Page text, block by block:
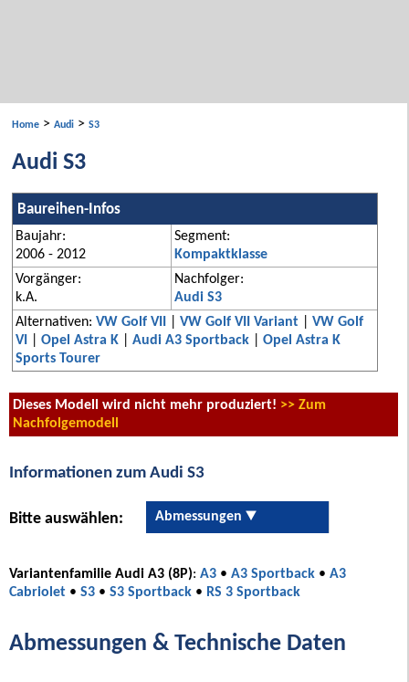
Home > Audi > S3
Audi S3
Baureihen-Infos
Baujahr:
2006 - 2012
Segment:
Kompaktklasse
Vorgänger:
k.A.
Nachfolger:
Audi S3
Alternativen: VW Golf VII VW Golf VII Variant
VW Golf
VI
Opel Astra K Audi A3 Sportback
Opel Astra K
Sports Tourer
Dieses Modell wird nicht mehr produziert! >> Zum
Nachfolgemodell
Informationen zum Audi S3
Bitte auswählen: Abmessungen
Variantenfamilie Audi A3 (8P): A3 • A3 Sportback • A3
Cabriolet • S3 • S3 Sportback • RS 3 Sportback
Abmessungen & Technische Daten